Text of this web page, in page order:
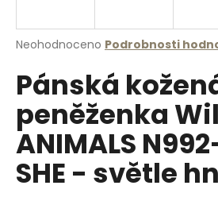
Průměrné
produktu
je
5
hvězdiček.
Neohodnoceno Podrobnosti
Pánská
peněženka
ANIMALS
SHE - světle
j
t
?
HLEDAT